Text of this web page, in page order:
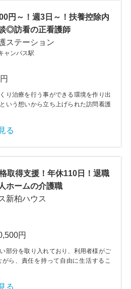
円～！週3日～！扶養控除内
◎訪看の正看護師
ステーション
ャンパス駅
り治療を行う事ができる環境を作り出
いう想いから立ち上げられた訪問看護
る
取得支援！年休110日！退職
ホームの介護職
新柏ハウス
円
部分を取り入れており、利用者様がご
ら、責任を持って自由に生活するこ
る